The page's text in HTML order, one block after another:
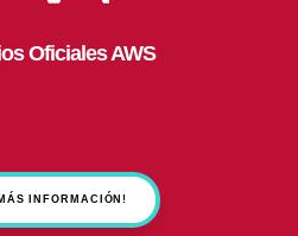
Oficiales AWS
INFORMACIÓN!